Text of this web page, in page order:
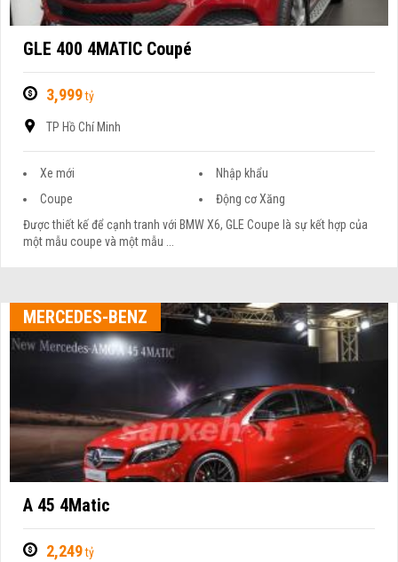
GLE 400 4MATIC Coupé
3,999tỷ
TP Hồ Chí Minh
Xe mới
Nhập khẩu
Coupe
Động cơ Xăng
Được thiết kế để cạnh tranh với BMW X6, GLE Coupe là sự kết hợp của
một mẫu coupe và một mẫu ...
MERCEDES-BENZ
A 45 4Matic
2,249tỷ